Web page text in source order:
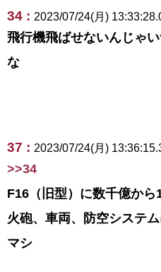
34 : 2023/07/24(月)
飛行機飛ばせないんじゃ
な
37 : 2023/07/24(月)
>>34
F16（旧型）に数千億から
火砲、車両、防空システ
マシ